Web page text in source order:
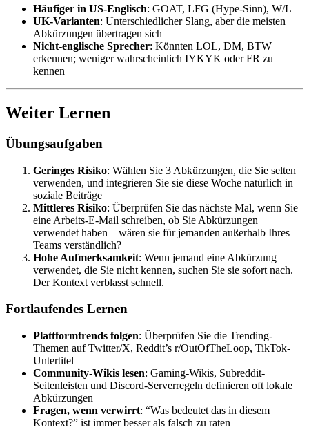
Häufiger in US-Englisch: GOAT, LFG (Hype-Sinn), W/L
UK-Varianten: Unterschiedlicher Slang, aber die meisten
Abkürzungen übertragen sich
Nicht-englische Sprecher: Könnten LOL, DM, BTW
erkennen; weniger wahrscheinlich IYKYK oder FR zu
kennen
Weiter Lernen
Übungsaufgaben
Geringes Risiko: Wählen Sie 3 Abkürzungen, die Sie selten
verwenden, und integrieren Sie sie diese Woche natürlich in
soziale Beiträge
Mittleres Risiko: Überprüfen Sie das nächste Mal, wenn Sie
eine Arbeits-E-Mail schreiben, ob Sie Abkürzungen
verwendet haben – wären sie für jemanden außerhalb Ihres
Teams verständlich?
Hohe Aufmerksamkeit: Wenn jemand eine Abkürzung
verwendet, die Sie nicht kennen, suchen Sie sie sofort nach.
Der Kontext verblasst schnell.
Fortlaufendes Lernen
Plattformtrends folgen: Überprüfen Sie die Trending-
Themen auf Twitter/X, Reddit’s r/OutOfTheLoop, TikTok-
Untertitel
Community-Wikis lesen: Gaming-Wikis, Subreddit-
Seitenleisten und Discord-Serverregeln definieren oft lokale
Abkürzungen
Fragen, wenn verwirrt: “Was bedeutet das in diesem
Kontext?” ist immer besser als falsch zu raten